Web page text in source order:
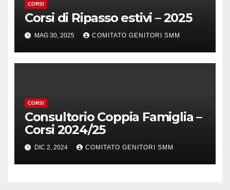
CORSI
Corsi di Ripasso estivi – 2025
MAG 30, 2025 COMITATO GENITORI SMM
CORSI
Consultorio Coppia Famiglia –
Corsi 2024/25
DIC 2, 2024 COMITATO GENITORI SMM